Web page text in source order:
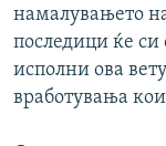
намалувањето
последици ќе
исполни ова
вработувања кои